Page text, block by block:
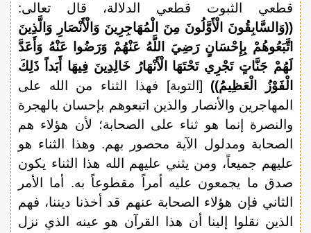
قطعي الثبوت قطعي الدلالة، قال تعالى:
((وَالسَّابِقُونَ الْأَوَّلُونَ مِنَ الْمُهَاجِرِينَ وَالْأَنْصَارِ وَالَّذِينَ
اتَّبَعُوهُمْ بِإِحْسَانٍ رَضِيَ اللَّهُ عَنْهُمْ وَرَضُوا عَنْهُ وَأَعَدَّ
لَهُمْ جَنَّاتٍ تَجْرِي تَحْتَهَا الْأَنْهَارُ خَالِدِينَ فِيهَا أَبَداً ذَلِكَ
الْفَوْزُ الْعَظِيمُ)) [التوبة] فهذا الثناء من الله على
المهاجرين والأنصار والذين اتبعوهم بإحسان بالهجرة
والنصرة إنما هو ثناء على الصحابة؛ لأن هؤلاء هم
الصحابة ومدلول الآية محصور بهم. وهذا الثناء هو
عليهم جميعاً، ومن يثني عليهم الله هذا الثناء يكون
صدق ما يجمعون عليه أمراً مقطوعاً به. أما الأمر
الثاني فإن هؤلاء الصحابة عنهم قد أخذنا ديننا، فهم
الذين نقلوا إلينا أن هذا القرآن هو عينه الذي نزل